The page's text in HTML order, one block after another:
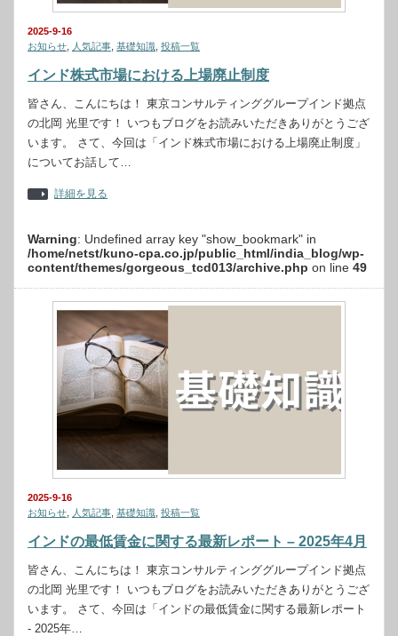
2025-9-16
お知らせ
人気記事 基礎知識 投稿一覧
インド株式市場における上場廃止制度
皆さん、こんにちは！ 東京コンサルティンググループインド拠点
の北岡 光里です！ いつもブログをお読みいただきありがとうござ
います。 さて、今回は「インド株式市場における上場廃止制度」
についてお話して…
詳細を見る
Warning: Undefined array key "show_bookmark" in
/home/netst/kuno-cpa.co.jp/public_html/india_blog/wp-
content/themes/gorgeous_tcd013/archive.php on line 49
2025-9-16
お知らせ
人気記事 基礎知識 投稿一覧
インドの最低賃金に関する最新レポート – 2025年4月
皆さん、こんにちは！ 東京コンサルティンググループインド拠点
の北岡 光里です！ いつもブログをお読みいただきありがとうござ
います。 さて、今回は「インドの最低賃金に関する最新レポート
- 2025年…